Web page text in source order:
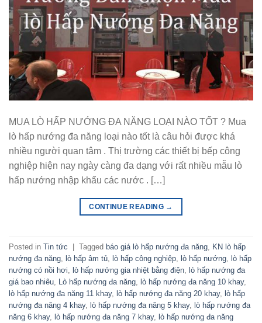
MUA LÒ HẤP NƯỚNG ĐA NĂNG LOẠI NÀO TỐT ? Mua
lò hấp nướng đa năng loại nào tốt là câu hỏi được khá
nhiều người quan tâm . Thị trường các thiết bị bếp công
nghiệp hiện nay ngày càng đa dạng với rất nhiều mẫu lò
hấp nướng nhập khẩu các nước . […]
CONTINUE READING →
Posted in Tin tức Tagged báo giá lò hấp nướng đa năng
KN lò hấp
nướng đa năng
lò hấp âm tủ lò hấp công nghiệp lò hấp nướng
lò hấp
nướng có nồi hơi
lò hấp nướng gia nhiệt bằng điện
lò hấp nướng đa
giá bao nhiêu
Lò hấp nướng đa năng lò hấp nướng đa năng 10 khay,
lò hấp nướng đa năng 11 khay, lò hấp nướng đa năng 20 khay,
lò hấp
nướng đa năng 4 khay, lò hấp nướng đa năng 5 khay,
lò hấp nướng đa
năng 6 khay, lò hấp nướng đa năng 7 khay,
lò hấp nướng đa năng